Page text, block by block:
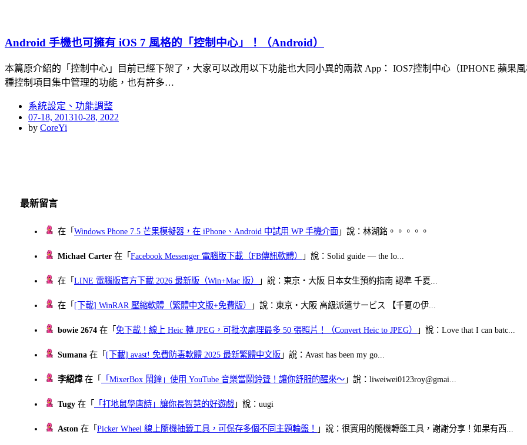
Android 手機也可擁有 iOS 7 風格的「控制中心」！（Android）
本篇原介紹的「控制中心」目前已經下架了，大家可以改用以下功能也大同小異的兩款 App： IOS7控制中心（IPHONE 蘋果
種控制項目集中管理的功能，也有許多…
系統設定、功能調整
Posted
on
07-18, 201310-28, 2022
by CoreYi
最新留言
在「Windows Phone 7.5 芒果模擬器，在 iPhone、Android 中試用 WP 手機介面 」說：林湖銘。。。。。
Michael Carter 在「Facebook Messenger 電腦版下載（FB傳訊軟體） 」說：Solid guide — the lo...
在「LINE 電腦版官方下載 2026 最新版（Win+Mac 版） 」說：東京・大阪 日本女生預約指南 認準 千夏...
在「 [下載] WinRAR 壓縮軟體（繁體中文版+免費版） 」說：東京・大阪 高級派遣サービス 【千夏の伊...
bowie 2674 在「免下載！線上 Heic 轉 JPEG，可批次處理最多 50 張照片！（Convert Heic to JPEG） 」說：Love that I can batc...
Sumana 在「 [下載] avast! 免費防毒軟體 2025 最新繁體中文版 」說：Avast has been my go...
李紹煒在「 「MixerBox 鬧鐘」使用 YouTube 音樂當鬧鈴聲！讓你舒服的醒來～ 」說：liweiwei0123roy@gmai...
Tugy 在「 「打地鼠學唐詩」讓你長智慧的好遊戲 」說：uugi
Aston 在「Picker Wheel 線上隨機抽籤工具，可保存多個不同主題輪盤！ 」說：很實用的隨機轉盤工具，謝謝分享！如果有西...